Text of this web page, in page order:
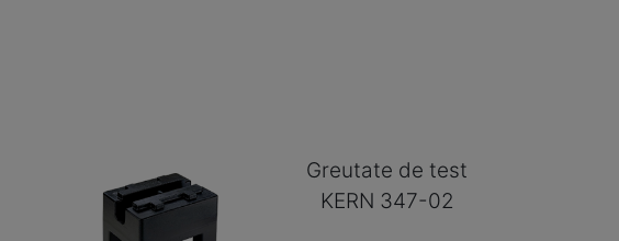
Greutate de test
KERN 347-02